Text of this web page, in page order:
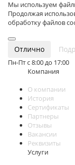
Мы используем
Продолжая
обработку файлов
Отлично
Пн-Пт с 8:00 до 17:00
Компания
О компании
История
Сертификаты
Партнеры
Отзывы
Вакансии
Реквизиты
Услуги